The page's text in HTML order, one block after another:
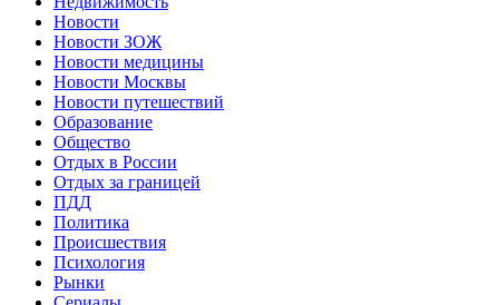
Новости
Новости ЗОЖ
Новости медицины
Новости Москвы
Новости путешествий
Образование
Общество
Отдых в России
Отдых за границей
ПДД
Политика
Происшествия
Психология
Рынки